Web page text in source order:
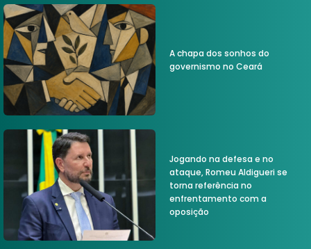
A chapa dos sonhos do
governismo no Ceará
Jogando na defesa e no
ataque, Romeu Aldigueri se
torna referência no
enfrentamento com a
oposição